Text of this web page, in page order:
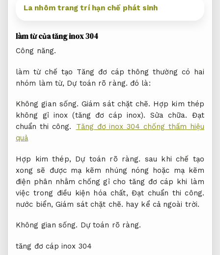
La nhôm trang trí hạn chế phát sinh
làm từ của tăng inox 304
Công năng.
làm từ chế tạo Tăng đơ cáp thông thường có hai
nhóm làm từ, Dự toán rõ ràng. đó là:
Không gian sống. Giám sát chặt chẽ. Hợp kim thép
không gỉ inox (tăng đơ cáp inox). Sửa chữa.
Đạt
chuẩn thi công.
Tăng đơ inox 304 chống thấm hiệu
quả
Hợp kim thép, Dự toán rõ ràng. sau khi chế tạo
xong sẽ được mạ kẽm nhúng nóng hoặc mạ kẽm
điện phân nhằm chống gỉ cho tăng đơ cáp khi làm
việc trong điều kiện hóa chất,Đạt chuẩn thi công.
nước biển,Giám sát chặt chẽ. hay kể cả ngoài trời.
Không gian sống. Dự toán rõ ràng.
tăng đơ cáp inox 304